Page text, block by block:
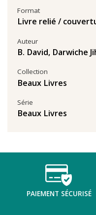
Auteur
B. David, Darwiche
Collection
Beaux Livres
Format
Livre relié /
Série
Beaux Livres
PAIEMENT SÉCURISÉ